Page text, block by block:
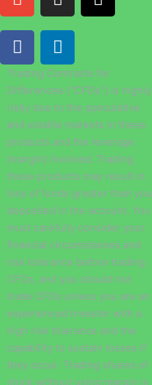
Trading Contracts for
Differences (“CFDs”) is highly
risky due to the speculative
and volatile markets in these
products and the leverage
(margin) involved. Trading
these products may result in
loss of funds greater than you
deposited in the account. You
must carefully consider your
financial circumstances and
risk tolerance before trading
CFDs, and you should not
trade CFDs unless you are an
experienced investor with a
high risk tolerance and the
capability to sustain losses if
they occur. Trading shares of
stock without using margin is